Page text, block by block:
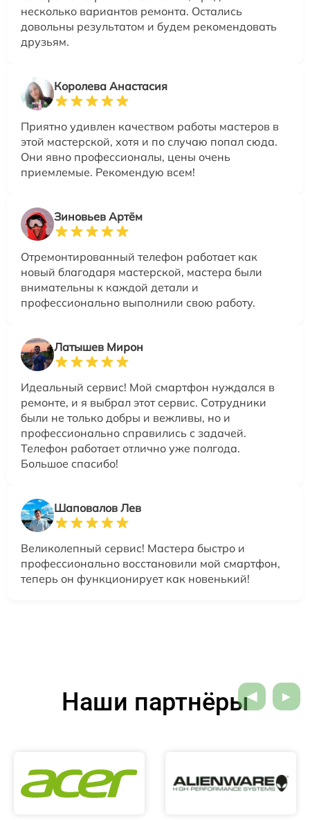
несколько вариантов ремонта. Остались
довольны результатом и будем рекомендовать
друзьям.
Королева Анастасия
Приятно удивлен качеством работы мастеров в
этой мастерской, хотя и по случаю попал сюда.
Они явно профессионалы, цены очень
приемлемые. Рекомендую всем!
Зиновьев Артём
Отремонтированный телефон работает как
новый благодаря мастерской, мастера были
внимательны к каждой детали и
профессионально выполнили свою работу.
Латышев Мирон
Идеальный сервис! Мой смартфон нуждался в
ремонте, и я выбрал этот сервис. Сотрудники
были не только добры и вежливы, но и
профессионально справились с задачей.
Телефон работает отлично уже полгода.
Большое спасибо!
Шаповалов Лев
Великолепный сервис! Мастера быстро и
профессионально восстановили мой смартфон,
теперь он функционирует как новенький!
Наши партнёры